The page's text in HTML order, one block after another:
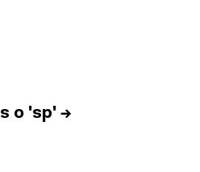
o 'sp' →